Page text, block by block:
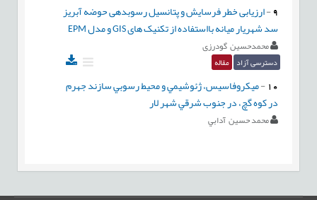
9
-ارزیابی خطر فرسایش و پتانسیل رسوبدهی حوضه آبریز
سد شهریار میانه بااستفاده از تکنیک های GIS و مدل EPM
محمدحسین ‏ گودرزی
دسترسی آزاد مقاله
10
-ميکروفاسيس، ژئوشيمي و محيط رسوبي سازند جهرم
در کوه گچ، در جنوب شرقي شهر لار
محمد حسين آدابي